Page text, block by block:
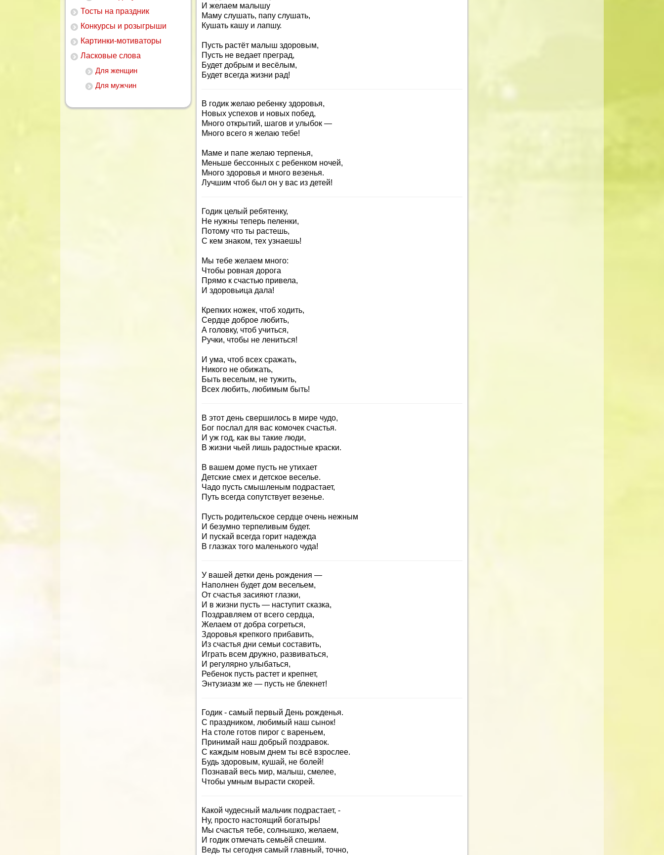
Тосты на праздник
Конкурсы и розыгрыши
Картинки-мотиваторы
Ласковые слова
Для женщин
Для мужчин
И желаем малышу
Маму слушать, папу слушать,
Кушать кашу и лапшу.
Пусть растёт малыш здоровым,
Пусть не ведает преград,
Будет добрым и весёлым,
Будет всегда жизни рад!
В годик желаю ребенку здоровья,
Новых успехов и новых побед,
Много открытий, шагов и улыбок —
Много всего я желаю тебе!
Маме и папе желаю терпенья,
Меньше бессонных с ребенком ночей,
Много здоровья и много везенья.
Лучшим чтоб был он у вас из детей!
Годик целый ребятенку,
Не нужны теперь пеленки,
Потому что ты растешь,
С кем знаком, тех узнаешь!
Мы тебе желаем много:
Чтобы ровная дорога
Прямо к счастью привела,
И здоровьица дала!
Крепких ножек, чтоб ходить,
Сердце доброе любить,
А головку, чтоб учиться,
Ручки, чтобы не лениться!
И ума, чтоб всех сражать,
Никого не обижать,
Быть веселым, не тужить,
Всех любить, любимым быть!
В этот день свершилось в мире чудо,
Бог послал для вас комочек счастья.
И уж год, как вы такие люди,
В жизни чьей лишь радостные краски.
В вашем доме пусть не утихает
Детские смех и детское веселье.
Чадо пусть смышленым подрастает,
Путь всегда сопутствует везенье.
Пусть родительское сердце очень нежным
И безумно терпеливым будет.
И пускай всегда горит надежда
В глазках того маленького чуда!
У вашей детки день рождения —
Наполнен будет дом весельем,
От счастья засияют глазки,
И в жизни пусть — наступит сказка,
Поздравляем от всего сердца,
Желаем от добра согреться,
Здоровья крепкого прибавить,
Из счастья дни семьи составить,
Играть всем дружно, развиваться,
И регулярно улыбаться,
Ребенок пусть растет и крепнет,
Энтузиазм же — пусть не блекнет!
Годик - самый первый День рожденья.
С праздником, любимый наш сынок!
На столе готов пирог с вареньем,
Принимай наш добрый поздравок.
С каждым новым днем ты всё взрослее.
Будь здоровым, кушай, не болей!
Познавай весь мир, малыш, смелее,
Чтобы умным вырасти скорей.
Какой чудесный мальчик подрастает, -
Ну, просто настоящий богатырь!
Мы счастья тебе, солнышко, желаем,
И годик отмечать семьёй спешим.
Ведь ты сегодня самый главный, точно,